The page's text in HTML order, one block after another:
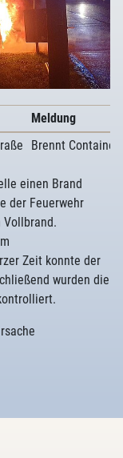
Meldung
Brennt Container
einen Brand
der Feuerwehr
Vollbrand.
Zeit konnte der
wurden die